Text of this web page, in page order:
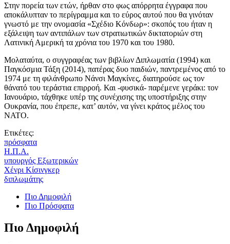
Στην πορεία των ετών, ήρθαν στο φως απόρρητα έγγραφα που
αποκάλυπταν το περίγραμμα και το εύρος αυτού που θα γινόταν
γνωστό με την ονομασία «Σχέδιο Κόνδωρ»: σκοπός του ήταν η
εξάλειψη των αντιπάλων των στρατιωτικών δικτατοριών στη
Λατινική Αμερική τα χρόνια του 1970 και του 1980.
Μολαταύτα, ο συγγραφέας των βιβλίων Διπλωματία (1994) και
Παγκόσμια Τάξη (2014), πατέρας δυο παιδιών, παντρεμένος από το
1974 με τη φιλάνθρωπο Νάνσι Μαγκίνες, διατηρούσε ως τον
θάνατό του τεράστια επιρροή. Και -φυσικά- παρέμενε γεράκι: τον
Ιανουάριο, τάχθηκε υπέρ της συνέχισης της υποστήριξης στην
Ουκρανία, που έπρεπε, κατ’ αυτόν, να γίνει κράτος μέλος του
NATO.
Ετικέτες:
πρόσφατα
Η.Π.Α.
υπουργός Εξωτερικών
Χένρι Κίσινγκερ
διπλωμάτης
Πιο Δημοφιλή
Πιο Πρόσφατα
Πιο Δημοφιλή